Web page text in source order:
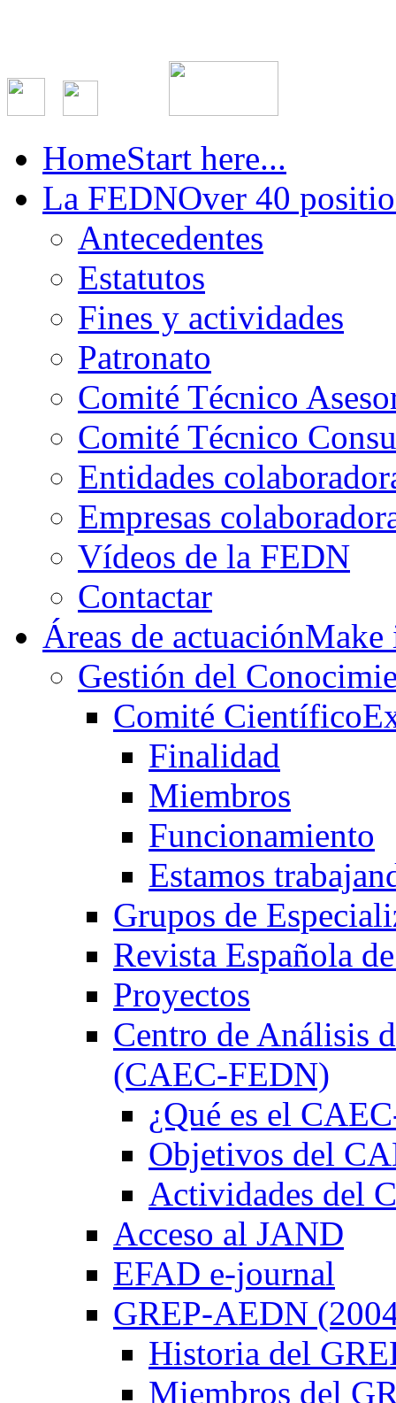
HomeStart here...
La FEDNOver 40
Antecedentes
Estatutos
Fines y actividades
Patronato
Comité Técnico
Comité Técnico
Entidades
Empresas
Vídeos de la FEDN
Contactar
Áreas de actuación
Gestión del
Comité Científico
Finalidad
Miembros
Funcionamiento
Estamos
Grupos de
Revista Española
Proyectos
Centro de Análisis
(CAEC-FEDN)
¿Qué es el
Objetivos del
Actividades del
Acceso al JAND
EFAD e-journal
GREP-AEDN
Historia del
Miembros del